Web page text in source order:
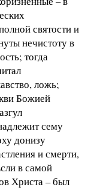
святости и
нечистоту в
тогда
ложь;
Божией
сему
донизу
и смерти,
в самой
Христа – был